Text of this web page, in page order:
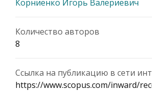
Корниенко Игорь Валериевич
Количество авторов
8
Ссылка на публикацию в сети
https://www.scopus.com/inward/